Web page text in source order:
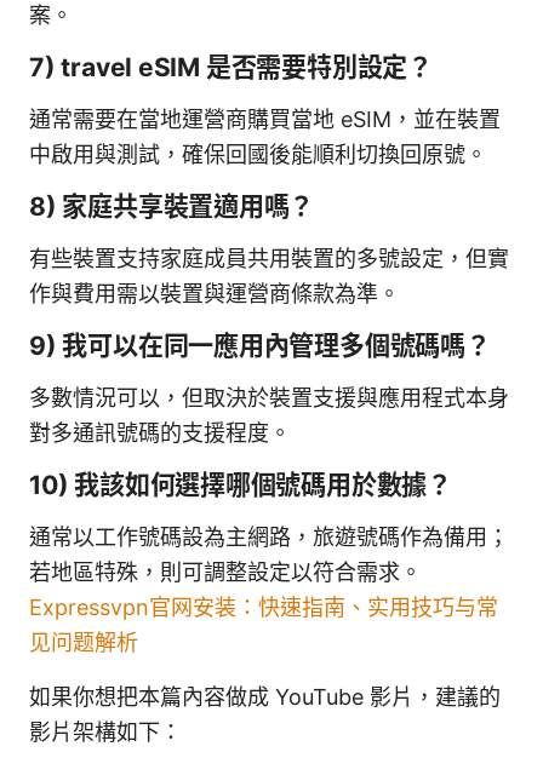
案。
7) travel eSIM 是否需要特別設定？
通常需要在當地運營商購買當地 eSIM，並在裝置
中啟用與測試，確保回國後能順利切換回原號。
8) 家庭共享裝置適用嗎？
有些裝置支持家庭成員共用裝置的多號設定，但實
作與費用需以裝置與運營商條款為準。
9) 我可以在同一應用內管理多個號碼嗎？
多數情況可以，但取決於裝置支援與應用程式本身
對多通訊號碼的支援程度。
10) 我該如何選擇哪個號碼用於數據？
通常以工作號碼設為主網路，旅遊號碼作為備用；
若地區特殊，則可調整設定以符合需求。
Expressvpn官网安装：快速指南、实用技巧与常
见问题解析
如果你想把本篇內容做成 YouTube 影片，建議的
影片架構如下：